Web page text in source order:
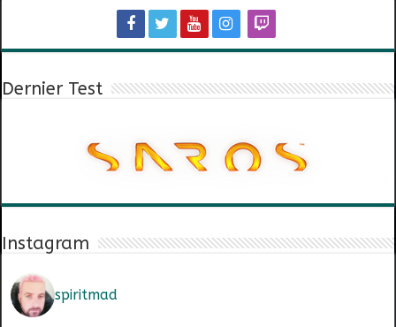
Dernier Test
Instagram
spiritmad